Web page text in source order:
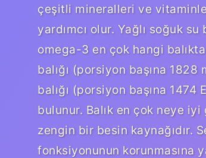
çeşitli mineralleri ve
yardımcı olur. Yağlı soğuk
omega-3 en çok hangi
balığı (porsiyon başına
balığı (porsiyon başına
bulunur. Balık en çok neye
zengin bir besin kaynağıdır.
fonksiyonunun korunmasına